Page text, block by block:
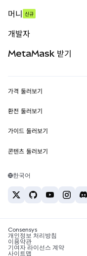
무기한 선물
실물자산
머니 신규
개발자
MetaMask Connect
Snaps
웹3 서비스
MetaMask 받기
보안
고객 지원
채용
가격 둘러보기
이더리움 가격
솔라나 가격
테더 가격
환전 둘러보기
ETH를 USD로 환전
USDT를 INR로 환전
BTC를 INR로 환전
ETH를 USDT로 환전
가이드 둘러보기
ETH 매수
USDT 매수
SHIB 매수
BNB 매수
콘텐츠 둘러보기
솔라나 지갑
암호화폐 세금 뉴스
암호화폐 매수 방법
한국어
Consensys
개인정보 처리방침
이용약관
기여자 라이선스 계약
사이트맵